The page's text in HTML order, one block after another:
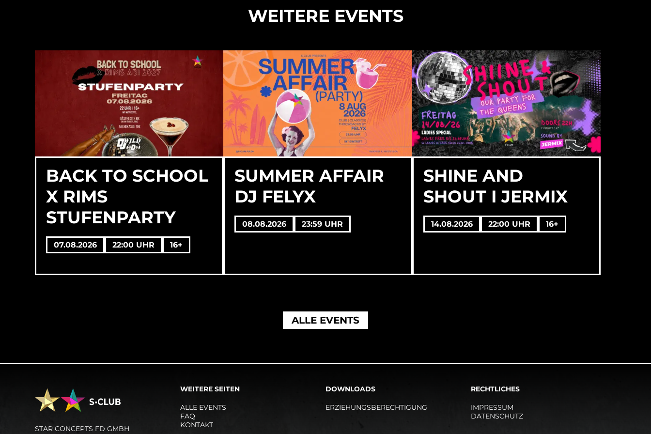
WEITERE EVENTS
BACK TO SCHOOL
X RIMS
STUFENPARTY
07.08.2026 22:00 UHR 16+
SUMMER AFFAIR
DJ FELYX
08.08.2026 23:59 UHR
SHINE AND
SHOUT I JERMIX
14.08.2026 22:00 UHR 16+
ALLE EVENTS
STAR CONCEPTS FD GMBH
WEITERE SEITEN
ALLE EVENTS
FAQ
KONTAKT
DOWNLOADS
ERZIEHUNGSBERECHTIGUNG
RECHTLICHES
IMPRESSUM
DATENSCHUTZ